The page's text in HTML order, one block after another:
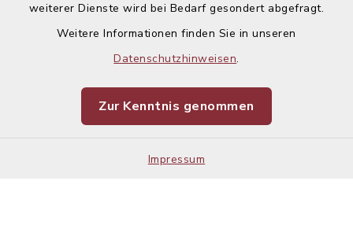
weiterer Dienste wird bei Bedarf gesondert abgefragt.
Weitere Informationen finden Sie in unseren
Datenschutzhinweisen.
Zur Kenntnis genommen
Impressum
Kontakt
Datenschutz
Impressum